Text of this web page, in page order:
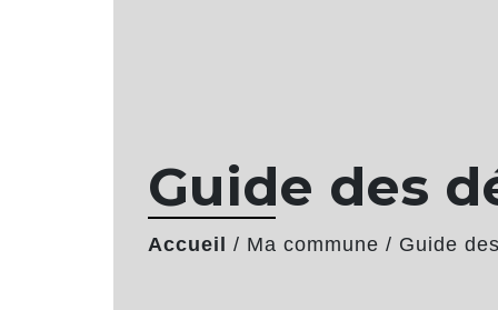
Guide des
Accueil / Ma commune / Guide